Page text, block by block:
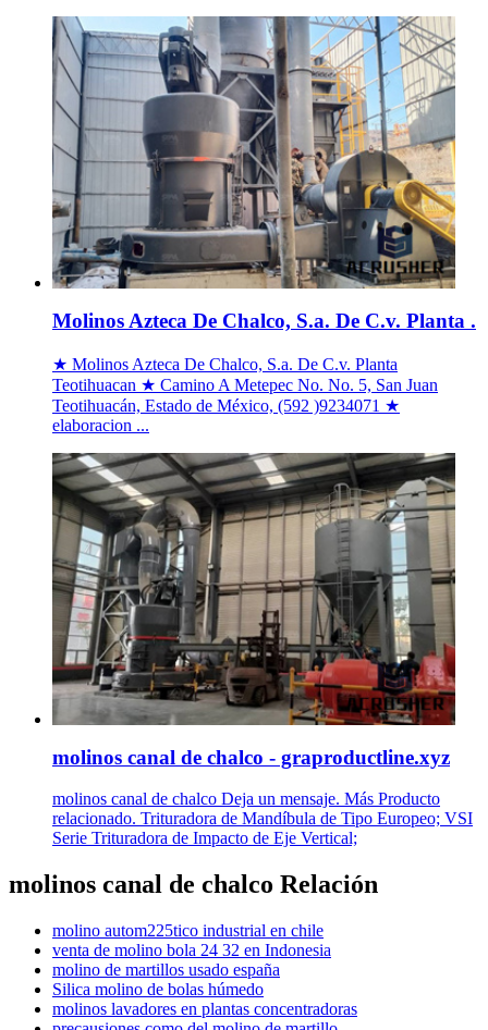
Molinos Azteca De Chalco, S.a. De C.v. Planta .
★ Molinos Azteca De Chalco, S.a. De C.v. Planta
Teotihuacan ★ Camino A Metepec No. No. 5, San Juan
Teotihuacán, Estado de México, (592 )9234071 ★
elaboracion ...
molinos canal de chalco - graproductline.xyz
molinos canal de chalco Deja un mensaje. Más Producto
relacionado. Trituradora de Mandíbula de Tipo Europeo; VSI
Serie Trituradora de Impacto de Eje Vertical;
molinos canal de chalco Relación
molino autom225tico industrial en chile
venta de molino bola 24 32 en Indonesia
molino de martillos usado españa
Silica molino de bolas húmedo
molinos lavadores en plantas concentradoras